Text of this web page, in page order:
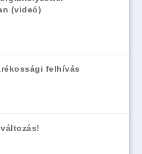
(videó)
felhívás